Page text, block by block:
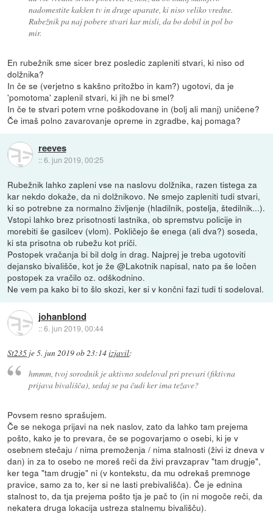
nadomestite kakšen tv in druge aparate, ki niso veliko vredne.
Rubežnik pa naj pobere stvari kar misli, da bo dobil in pol bo
mir.
En rubežnik sme sicer brez posledic zapleniti stvari, ki niso od
dolžnika?
In če se (verjetno s kakšno pritožbo in kam?) ugotovi, da je
'pomotoma' zaplenil stvari, ki jih ne bi smel?
In če te stvari potem vrne poškodovane in (bolj ali manj) uničene?
Če imaš polno zavarovanje opreme in zgradbe, kaj pomaga?
reeves
::6. jun 2019, 00:25
Rubežnik lahko zapleni vse na naslovu dolžnika, razen tistega za
kar nekdo dokaže, da ni dolžnikovo. Ne smejo zapleniti tudi stvari,
ki so potrebne za normalno življenje (hladilnik, postelja, štedilnik...).
Vstopi lahko brez prisotnosti lastnika, ob spremstvu policije in
morebiti še gasilcev (vlom). Pokličejo še enega (ali dva?) soseda,
ki sta prisotna ob rubežu kot priči.
Postopek vračanja bi bil dolg in drag. Najprej je treba ugotoviti
dejansko bivališče, kot je že @Lakotnik napisal, nato pa še ločen
postopek za vračilo oz. odškodnino.
Ne vem pa kako bi to šlo skozi, ker si v končni fazi tudi ti sodeloval.
johanblond
::6. jun 2019, 00:44
St235 je5. jun 2019 ob 23:14izjavil:
hmmm, tvoj sorodnik je aktivno sodeloval pri prevari (fiktivna
prijava bivališča), sedaj se pa čudi ker ima težave?
Povsem resno sprašujem.
Če se nekoga prijavi na nek naslov, zato da lahko tam prejema
pošto, kako je to prevara, če se pogovarjamo o osebi, ki je v
osebnem stečaju / nima premoženja / nima stalnosti (živi iz dneva v
dan) in za to osebo ne moreš reči da živi pravzaprav "tam drugje",
ker tega "tam drugje" ni (v kontekstu, da mu odrekaš premnoge
pravice, samo za to, ker si ne lasti prebivališča). Če je ednina
stalnost to, da tja prejema pošto tja je pač to (in ni mogoče reči, da
nekatera druga lokacija ustreza stalnemu bivališču).